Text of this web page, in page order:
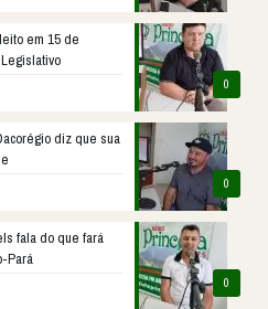
0
em 15 de
0
diz que sua
0
fala do que fará
Pará